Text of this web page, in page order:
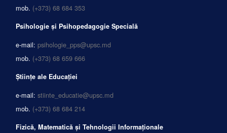
mob. (+373) 68 684 353
Psihologie și Psihopedagogie Specială
e-mail: psihologie_pps@upsc.md
mob. (+373) 68 659 666
Științe ale Educației
e-mail: stiinte_educatie@upsc.md
mob. (+373) 68 684 214
Fizică, Matematică și Tehnologii Informaționale